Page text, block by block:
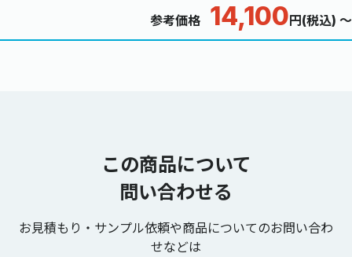
参考価格 14,100 円(税込) ～
この商品について
問い合わせる
お見積もり・サンプル依頼や商品についてのお問い合わ
せなどは